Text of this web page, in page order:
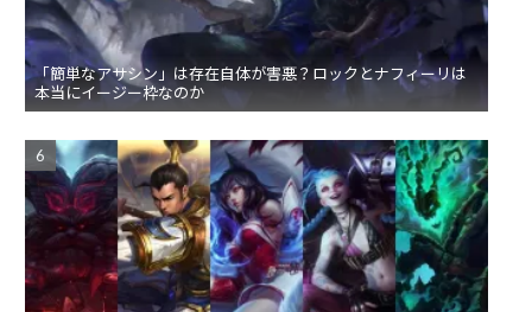
「簡単なアサシン」は存在自体が害悪？ロックとナフィーリは
本当にイージー枠なのか